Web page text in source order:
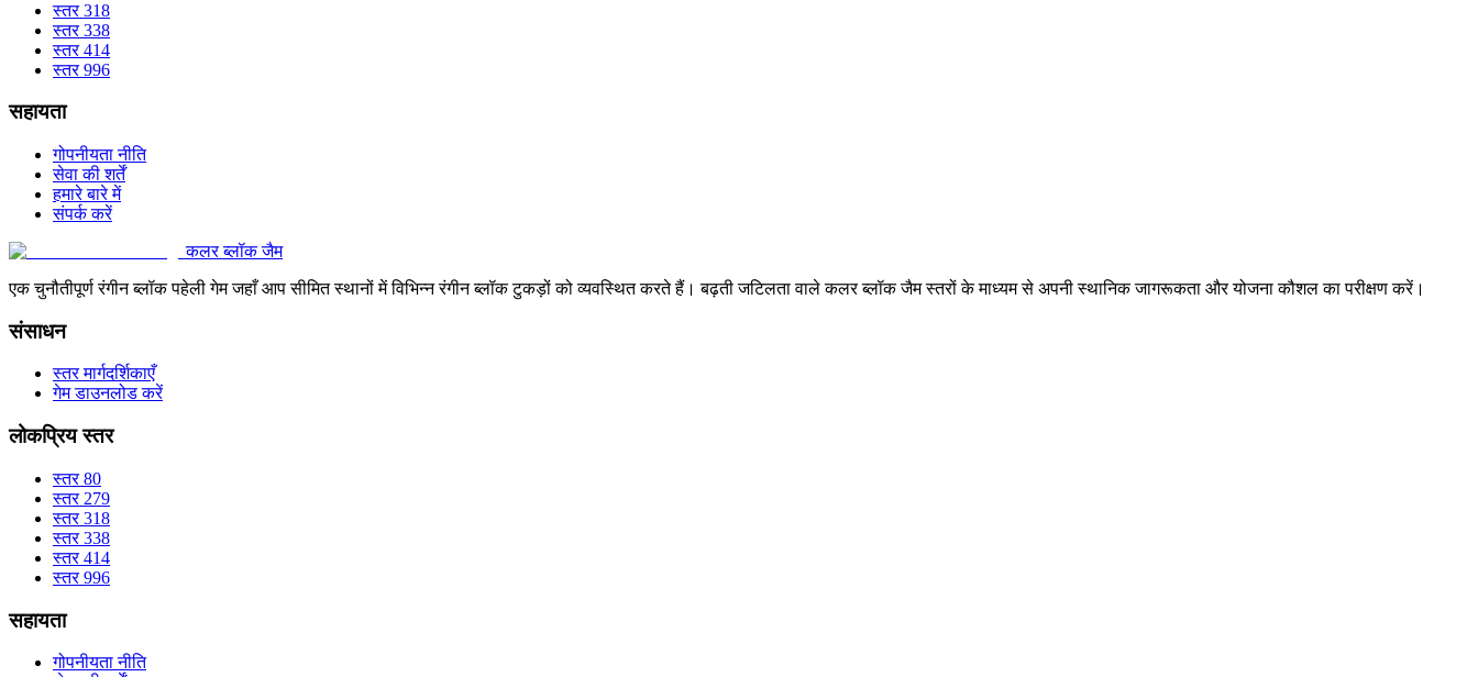
स्तर 318
स्तर 338
स्तर 414
स्तर 996
सहायता
गोपनीयता नीति
सेवा की शर्तें
हमारे बारे में
संपर्क करें
कलर ब्लॉक जैम
एक चुनौतीपूर्ण रंगीन ब्लॉक पहेली गेम जहाँ आप सीमित स्थानों में विभिन्न रंगीन ब्लॉक टुकड़ों को व्यवस्थित करते हैं। बढ़ती जटिलता वाले कलर ब्लॉक जैम स्तरों के माध्यम से अपनी स्थानिक जागरूकता और योजना कौशल का परीक्षण करें।
संसाधन
स्तर मार्गदर्शिकाएँ
गेम डाउनलोड करें
लोकप्रिय स्तर
स्तर 80
स्तर 279
स्तर 318
स्तर 338
स्तर 414
स्तर 996
सहायता
गोपनीयता नीति